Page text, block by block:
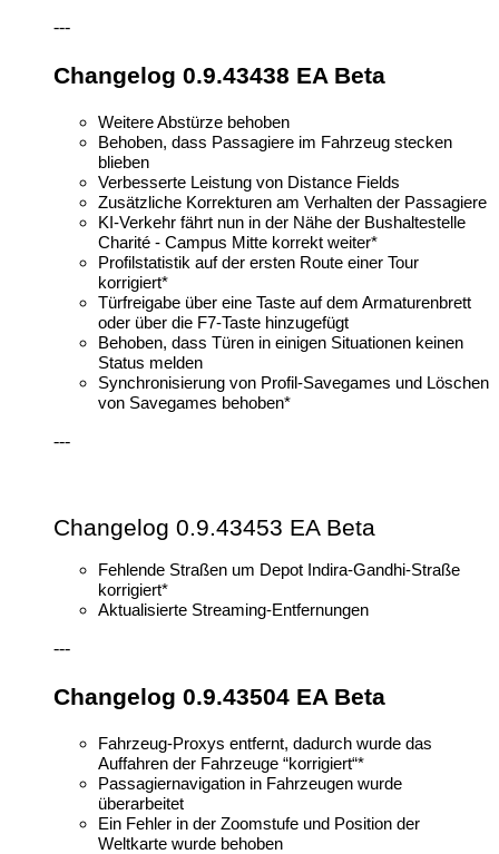
---
Changelog 0.9.43438 EA Beta
Weitere Abstürze behoben
Behoben, dass Passagiere im Fahrzeug stecken
blieben
Verbesserte Leistung von Distance Fields
Zusätzliche Korrekturen am Verhalten der Passagiere
KI-Verkehr fährt nun in der Nähe der Bushaltestelle
Charité - Campus Mitte korrekt weiter*
Profilstatistik auf der ersten Route einer Tour
korrigiert*
Türfreigabe über eine Taste auf dem Armaturenbrett
oder über die F7-Taste hinzugefügt
Behoben, dass Türen in einigen Situationen keinen
Status melden
Synchronisierung von Profil-Savegames und Löschen
von Savegames behoben*
---
Changelog 0.9.43453 EA Beta
Fehlende Straßen um Depot Indira-Gandhi-Straße
korrigiert*
Aktualisierte Streaming-Entfernungen
---
Changelog 0.9.43504 EA Beta
Fahrzeug-Proxys entfernt, dadurch wurde das
Auffahren der Fahrzeuge “korrigiert“*
Passagiernavigation in Fahrzeugen wurde
überarbeitet
Ein Fehler in der Zoomstufe und Position der
Weltkarte wurde behoben